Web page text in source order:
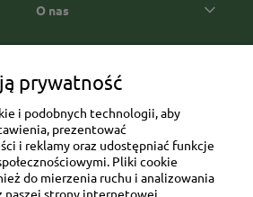
O nas
prywatność
i podobnych technologii, aby
prezentować
i reklamy oraz udostępniać funkcje
Pliki cookie
do mierzenia ruchu i analizowania
naszej strony internetowej.